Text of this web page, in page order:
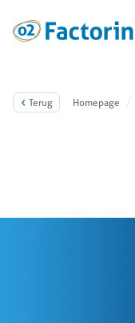
Terug Homepage